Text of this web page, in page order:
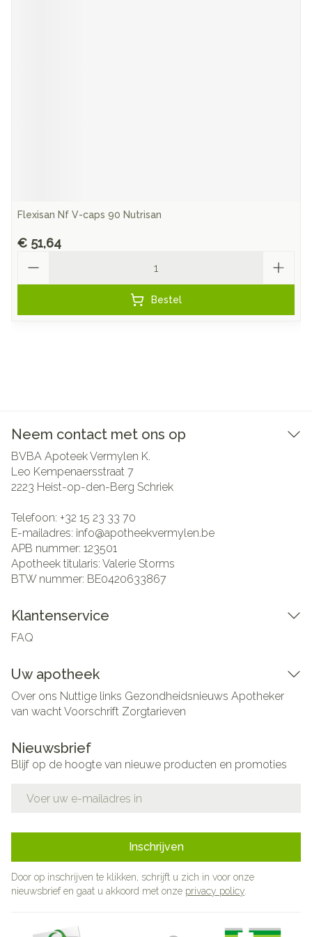
Flexisan Nf V-caps 90 Nutrisan
€ 51,64
Bestel
Neem contact met ons op
BVBA Apoteek Vermylen K.
Leo Kempenaersstraat 7
2223 Heist-op-den-Berg Schriek
Telefoon: +32 15 23 33 70
E-mailadres: info@apotheekvermylen.be
APB nummer: 123501
Apotheek titularis: Valerie Storms
BTW nummer: BE0420633867
Klantenservice
FAQ
Uw apotheek
Over ons Nuttige links Gezondheidsnieuws Apotheker
van wachtVoorschrift Zorgtarieven
Nieuwsbrief
Blijf op de hoogte van nieuwe producten en promoties
Inschrijven
Door op inschrijven te klikken, schrijft u zich in voor onze
nieuwsbrief en gaat u akkoord met onze privacy policy